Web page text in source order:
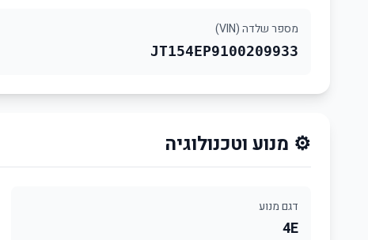
מספר שלדה (VIN)
JT154EP9100209933
⚙️ מנוע וטכנולוגיה
דגם מנוע
4E